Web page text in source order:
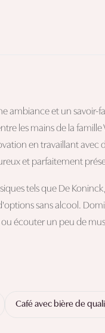
et un savoir-
les mains de la famille
en travaillant avec
et parfaitement
tels que De
sans alcool.
écouter un peu de
Café avec bière de